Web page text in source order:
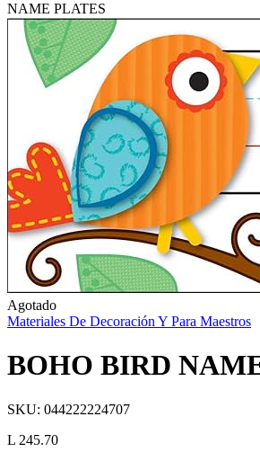
NAME PLATES
Agotado
Materiales De Decoración Y Para Maestros
BOHO BIRD
SKU: 044222224707
L 245.70